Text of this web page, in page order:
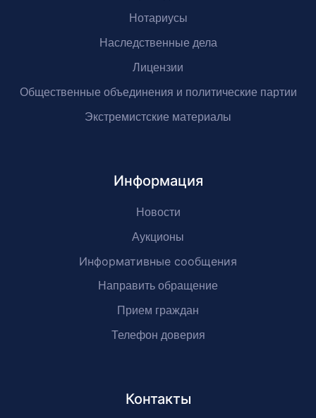
Нотариусы
Наследственные дела
Лицензии
Общественные объединения и политические партии
Экстремистские материалы
Информация
Новости
Аукционы
Информативные сообщения
Направить обращение
Прием граждан
Телефон доверия
Контакты